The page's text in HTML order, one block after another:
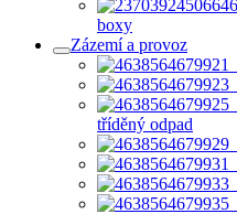
boxy
Zázemí a provoz
tříděný odpad